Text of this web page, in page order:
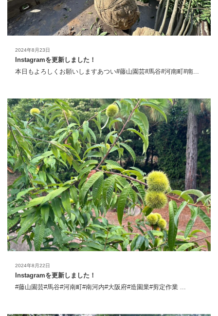
2024年8月23日
Instagramを更新しました！
本日もよろしくお願いしますあつい#藤山園芸#馬谷#河南町#南...
2024年8月22日
Instagramを更新しました！
#藤山園芸#馬谷#河南町#南河内#大阪府#造園業#剪定作業 ...